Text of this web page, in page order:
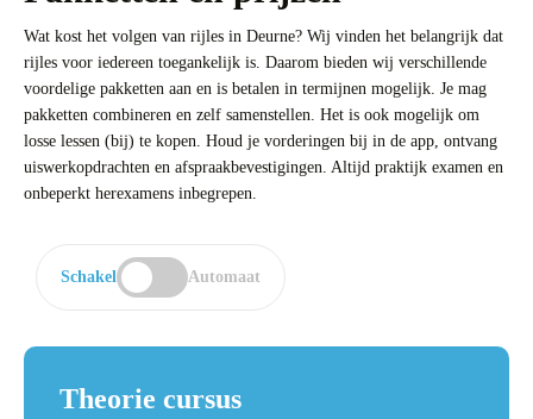
Wat kost het volgen van rijles in Deurne? Wij vinden het belangrijk dat
rijles voor iedereen toegankelijk is. Daarom bieden wij verschillende
voordelige pakketten aan en is betalen in termijnen mogelijk. Je mag
pakketten combineren en zelf samenstellen. Het is ook mogelijk om
losse lessen (bij) te kopen. Houd je vorderingen bij in de app, ontvang
uiswerkopdrachten en afspraakbevestigingen. Altijd praktijk examen en
onbeperkt herexamens inbegrepen.
Schakel Automaat
Theorie cursus